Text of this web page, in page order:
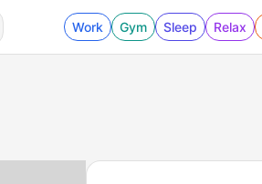
Work Gym Sleep Relax